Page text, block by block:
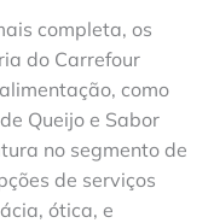
completa, os
do Carrefour
como
Queijo e Sabor
no segmento de
de serviços
ótica, e